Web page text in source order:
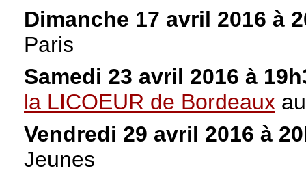
Dimanche 17 avril 2016 à
Paris
Samedi 23 avril 2016 à
la LICOEUR de Bordeaux
Vendredi 29 avril 2016 à
Jeunes